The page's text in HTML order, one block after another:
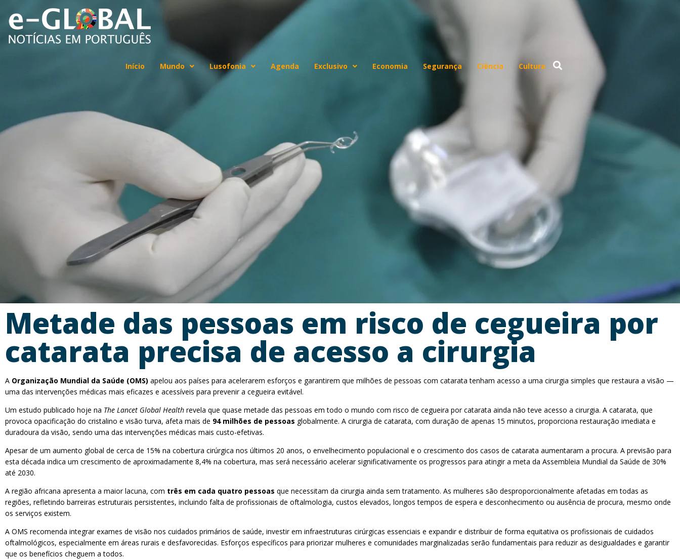
Início Mundo Lusofonia Agenda Exclusivo Economia Segurança Ciência Cultura
Metade das pessoas em risco de cegueira por
catarata precisa de acesso a cirurgia
A Organização Mundial da Saúde (OMS) apelou aos países para acelerarem esforços e garantirem que milhões de pessoas com catarata tenham acesso a uma cirurgia simples que restaura a visão —
uma das intervenções médicas mais eficazes e acessíveis para prevenir a cegueira evitável.
Um estudo publicado hoje na The Lancet Global Health revela que quase metade das pessoas em todo o mundo com risco de cegueira por catarata ainda não teve acesso a cirurgia. A catarata, que
provoca opacificação do cristalino e visão turva, afeta mais de 94 milhões de pessoas globalmente. A cirurgia de catarata, com duração de apenas 15 minutos, proporciona restauração imediata e
duradoura da visão, sendo uma das intervenções médicas mais custo-efetivas.
Apesar de um aumento global de cerca de 15% na cobertura cirúrgica nos últimos 20 anos, o envelhecimento populacional e o crescimento dos casos de catarata aumentaram a procura. A previsão para
esta década indica um crescimento de aproximadamente 8,4% na cobertura, mas será necessário acelerar significativamente os progressos para atingir a meta da Assembleia Mundial da Saúde de 30%
até 2030.
A região africana apresenta a maior lacuna, com três em cada quatro pessoas que necessitam da cirurgia ainda sem tratamento. As mulheres são desproporcionalmente afetadas em todas as
regiões, refletindo barreiras estruturais persistentes, incluindo falta de profissionais de oftalmologia, custos elevados, longos tempos de espera e desconhecimento ou ausência de procura, mesmo onde
os serviços existem.
A OMS recomenda integrar exames de visão nos cuidados primários de saúde, investir em infraestruturas cirúrgicas essenciais e expandir e distribuir de forma equitativa os profissionais de cuidados
oftalmológicos, especialmente em áreas rurais e desfavorecidas. Esforços específicos para priorizar mulheres e comunidades marginalizadas serão fundamentais para reduzir as desigualdades e garantir
que os benefícios cheguem a todos.